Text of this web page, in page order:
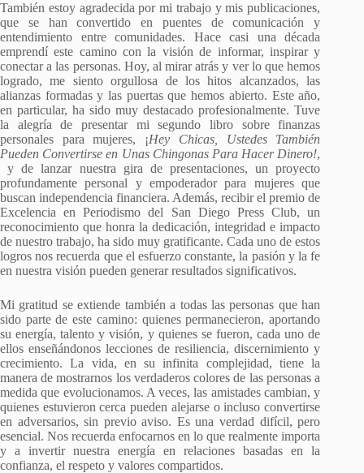
También estoy agradecida por mi trabajo y mis publicaciones,
que se han convertido en puentes de comunicación y
entendimiento entre comunidades. Hace casi una década
emprendí este camino con la visión de informar, inspirar y
conectar a las personas. Hoy, al mirar atrás y ver lo que hemos
logrado, me siento orgullosa de los hitos alcanzados, las
alianzas formadas y las puertas que hemos abierto. Este año,
en particular, ha sido muy destacado profesionalmente. Tuve
la alegría de presentar mi segundo libro sobre finanzas
personales para mujeres, ¡Hey Chicas, Ustedes También
Pueden Convertirse en Unas Chingonas Para Hacer Dinero!,
y de lanzar nuestra gira de presentaciones, un proyecto
profundamente personal y empoderador para mujeres que
buscan independencia financiera. Además, recibir el premio de
Excelencia en Periodismo del San Diego Press Club, un
reconocimiento que honra la dedicación, integridad e impacto
de nuestro trabajo, ha sido muy gratificante. Cada uno de estos
logros nos recuerda que el esfuerzo constante, la pasión y la fe
en nuestra visión pueden generar resultados significativos.
Mi gratitud se extiende también a todas las personas que han
sido parte de este camino: quienes permanecieron, aportando
su energía, talento y visión, y quienes se fueron, cada uno de
ellos enseñándonos lecciones de resiliencia, discernimiento y
crecimiento. La vida, en su infinita complejidad, tiene la
manera de mostrarnos los verdaderos colores de las personas a
medida que evolucionamos. A veces, las amistades cambian, y
quienes estuvieron cerca pueden alejarse o incluso convertirse
en adversarios, sin previo aviso. Es una verdad difícil, pero
esencial. Nos recuerda enfocarnos en lo que realmente importa
y a invertir nuestra energía en relaciones basadas en la
confianza, el respeto y valores compartidos.